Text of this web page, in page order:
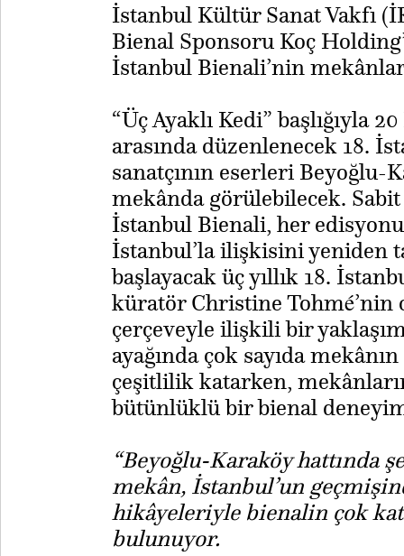
İstanbul Kültür Sanat Vakfı
Bienal Sponsoru Koç
İstanbul Bienali’nin
“Üç Ayaklı Kedi” başlığıyla
arasında düzenlenecek 18.
sanatçının eserleri Beyoğlu-
mekânda görülebilecek.
İstanbul Bienali, her
İstanbul’la ilişkisini yeniden
başlayacak üç yıllık 18.
küratör Christine
çerçeveyle ilişkili bir
ayağında çok sayıda
çeşitlilik katarken,
bütünlüklü bir bienal
“Beyoğlu-Karaköy hattında
mekân, İstanbul’un
hikâyeleriyle bienalin çok
bulunuyor.